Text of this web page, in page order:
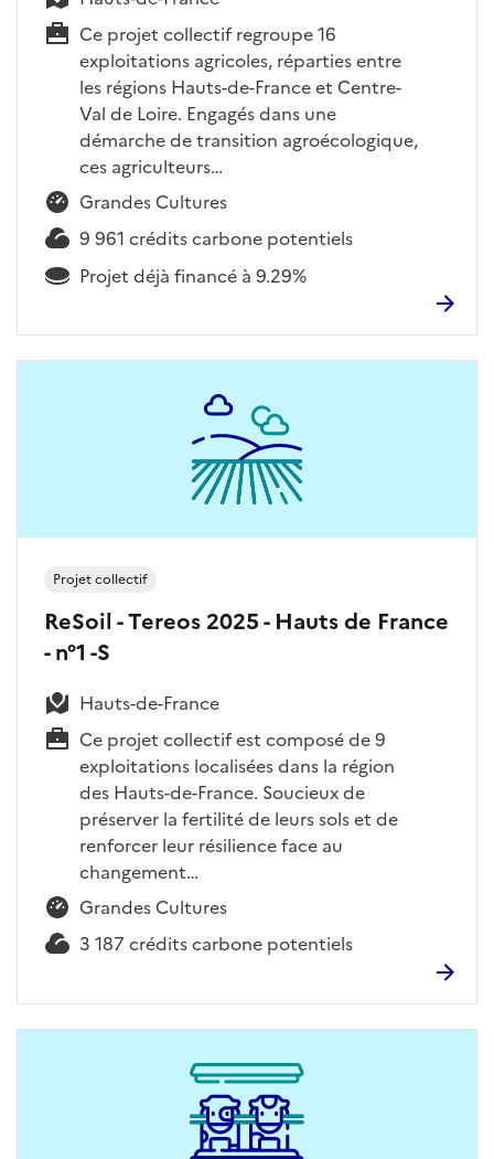
Ce projet collectif regroupe 16
exploitations agricoles, réparties entre
les régions Hauts-de-France et Centre-
Val de Loire. Engagés dans une
démarche de transition agroécologique,
ces agriculteurs…
Grandes Cultures
9 961 crédits carbone potentiels
Projet déjà financé à 9.29%
ReSoil - Tereos 2025 - Hauts de France
- n°1 -S
Hauts-de-France
Ce projet collectif est composé de 9
exploitations localisées dans la région
des Hauts-de-France. Soucieux de
préserver la fertilité de leurs sols et de
renforcer leur résilience face au
changement…
Grandes Cultures
3 187 crédits carbone potentiels
Projet collectif